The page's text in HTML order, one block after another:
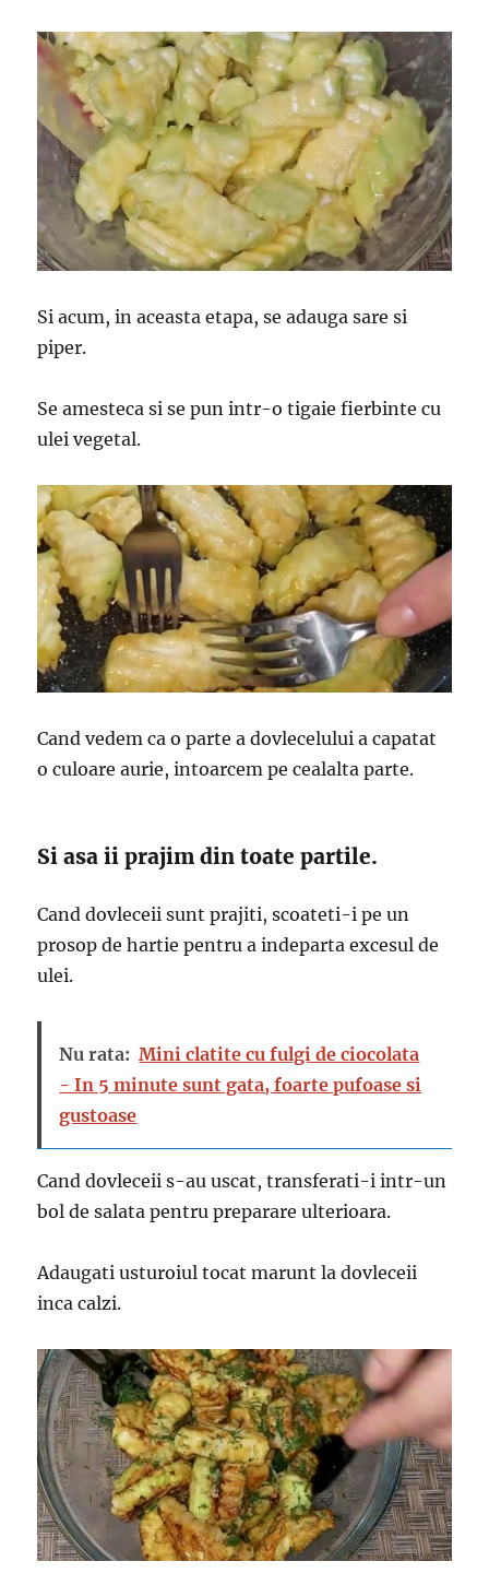
Si acum, in aceasta etapa, se adauga sare si
piper.
Se amesteca si se pun intr-o tigaie fierbinte cu
ulei vegetal.
Cand vedem ca o parte a dovlecelului a capatat
o culoare aurie, intoarcem pe cealalta parte.
Si asa ii prajim din toate partile.
Cand dovleceii sunt prajiti, scoateti-i pe un
prosop de hartie pentru a indeparta excesul de
ulei.
Nu rata: Mini clatite cu fulgi de ciocolata
- In 5 minute sunt gata, foarte pufoase si
gustoase
Cand dovleceii s-au uscat, transferati-i intr-un
bol de salata pentru preparare ulterioara.
Adaugati usturoiul tocat marunt la dovleceii
inca calzi.